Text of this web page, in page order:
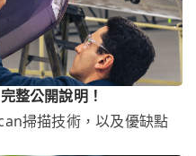
整公開說明！
掃描技術，以及優缺點